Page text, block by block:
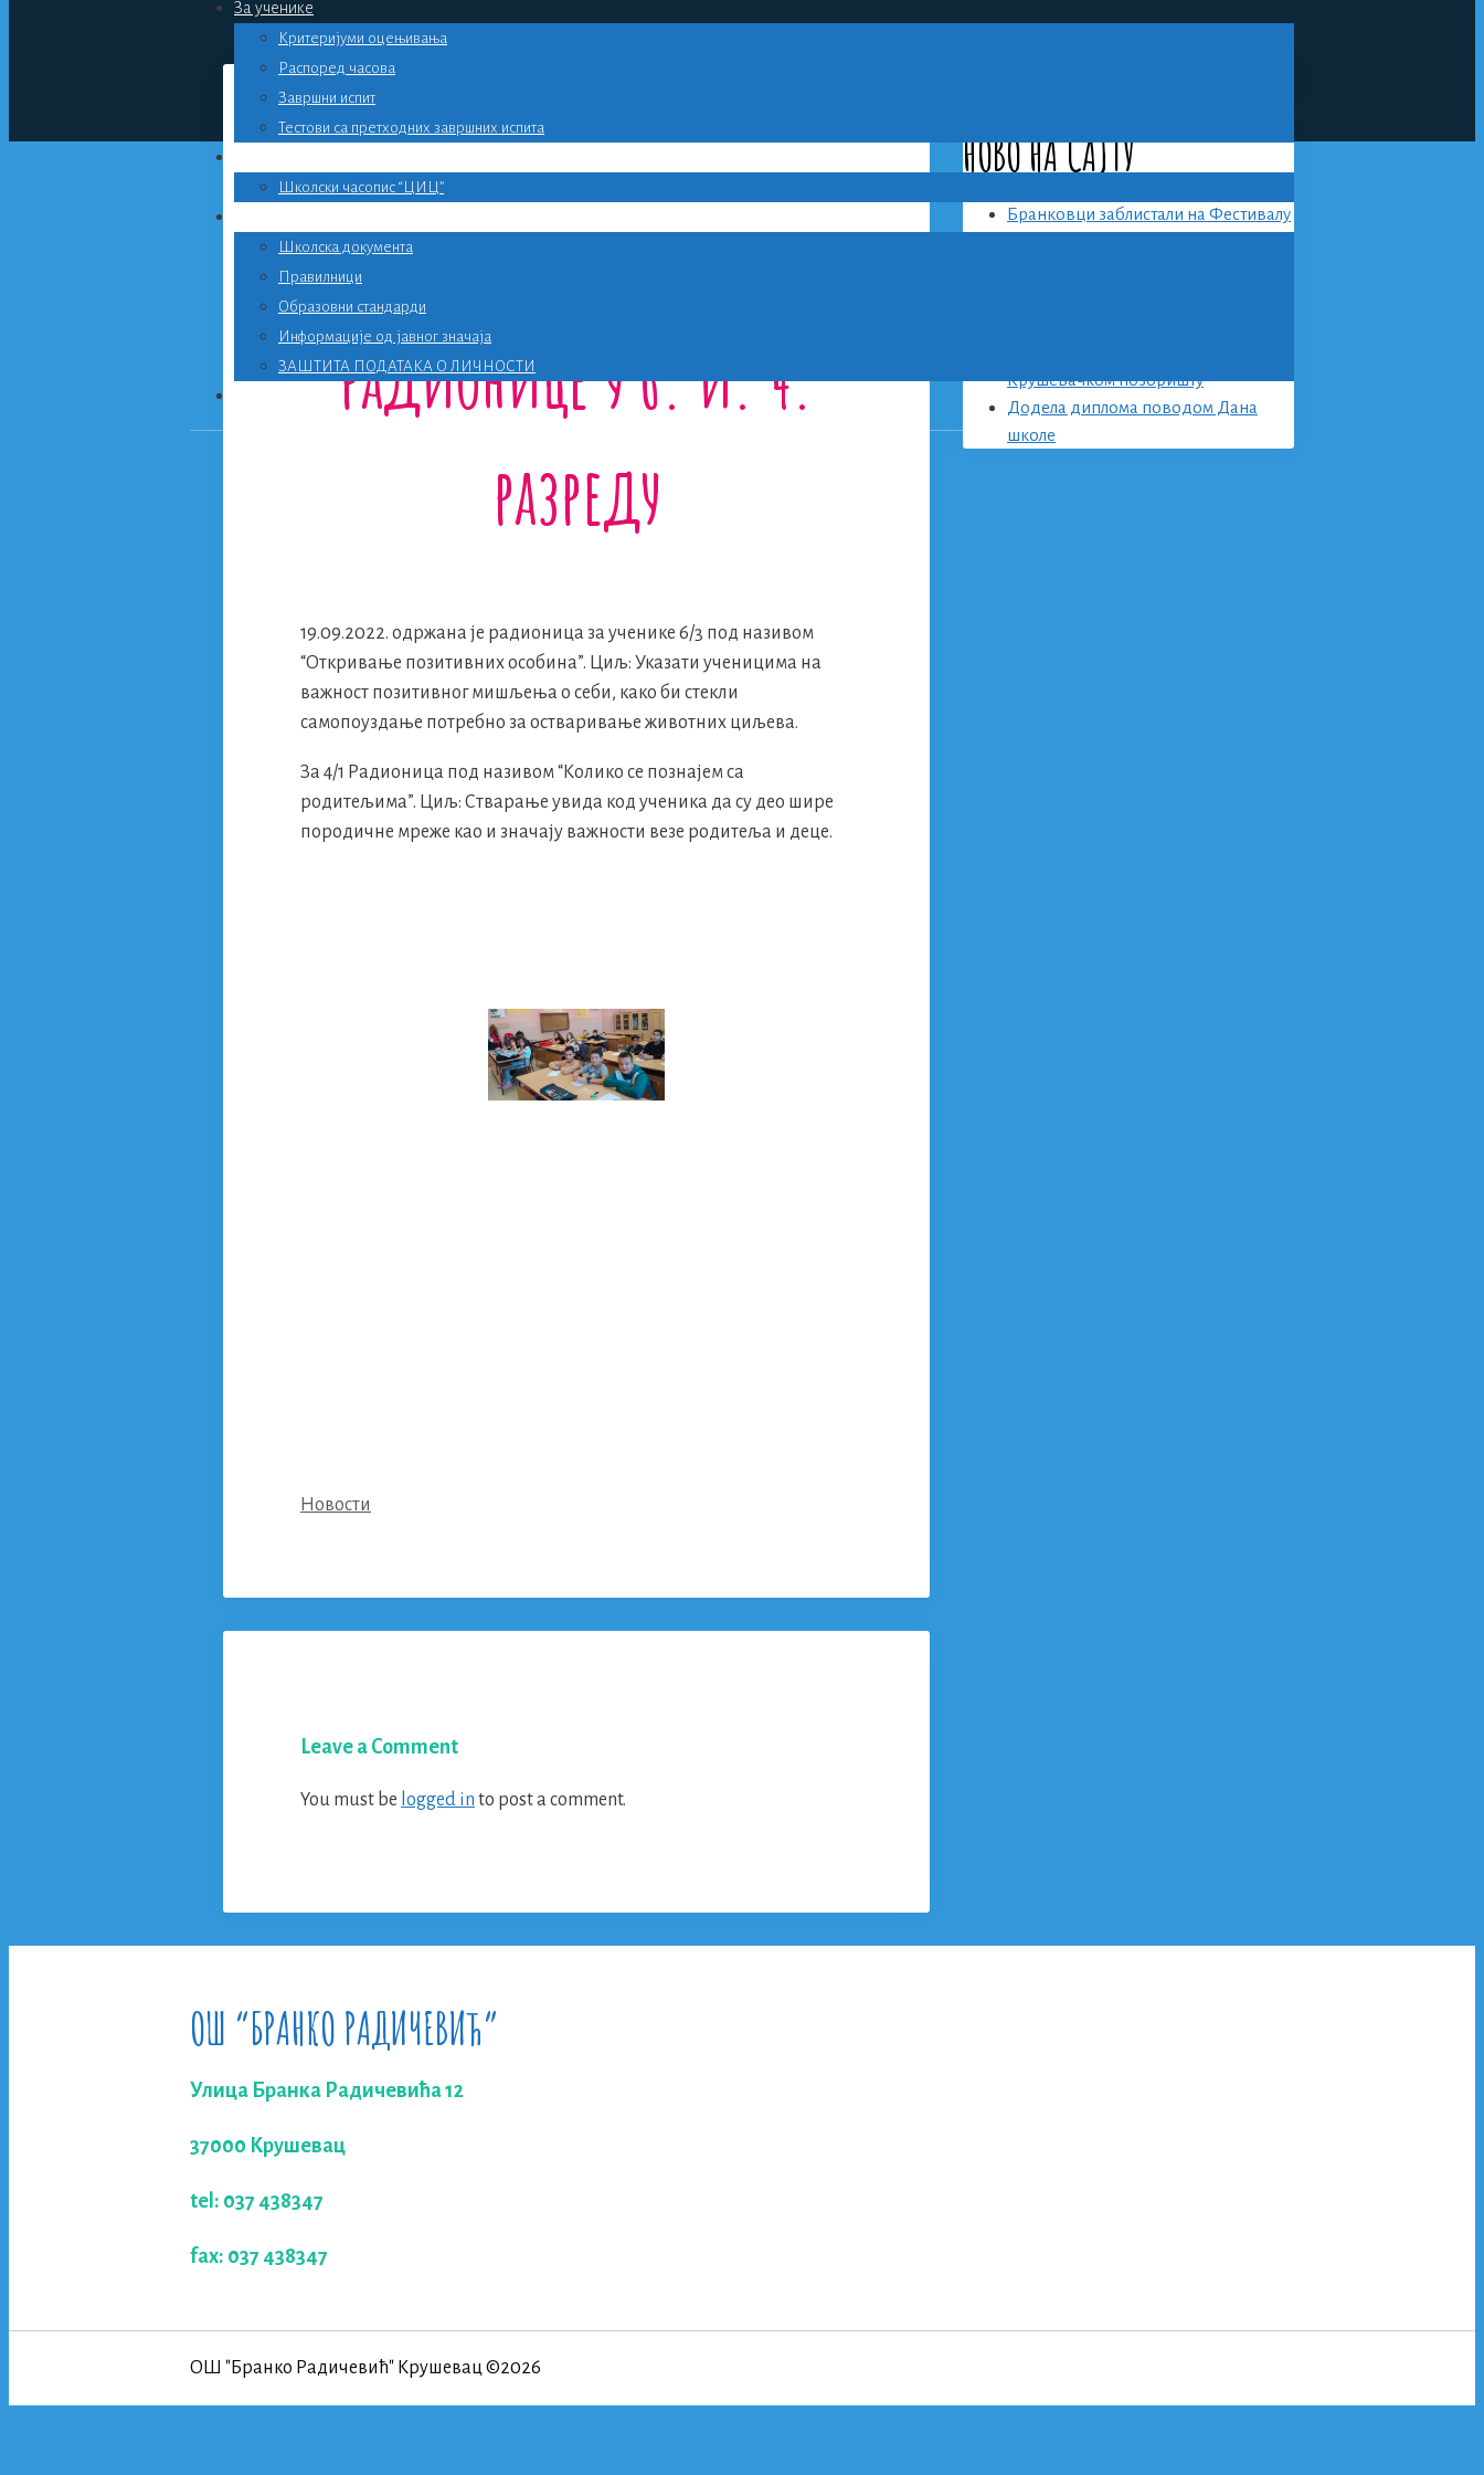
За ученике
Критеријуми оцењивања
Распоред часова
Завршни испит
Тестови са претходних завршних испита
Школски часопис “ЦИЦ”
Школска документа
Правилници
Образовни стандарди
Информације од јавног значаја
ЗАШТИТА ПОДАТАКА О ЛИЧНОСТИ
Клуб за младе –
радионице у 6. и. 4.
разреду
19.09.2022. одржана је радионица за ученике 6/3 под називом
“Откривање позитивних особина”. Циљ: Указати ученицима на
важност позитивног мишљења о себи, како би стекли
самопоуздање потребно за остваривање животних циљева.
За 4/1 Радионица под називом “Колико се познајем са
родитељима”. Циљ: Стварање увида код ученика да су део шире
породичне мреже као и значају важности везе родитеља и деце.
Categories
Новости
Leave a Comment
You must be logged in to post a comment.
НОВО НА САЈТУ
Бранковци заблистали на Фестивалу
Крушевачком позоришту
Додела диплома поводом Дана
школе
ОШ “БРАНКО РАДИЧЕВИЋ”
Улица Бранка Радичевића 12
37000 Крушевац
tel: 037 438347
fax: 037 438347
ОШ "Бранко Радичевић" Крушевац ©2026